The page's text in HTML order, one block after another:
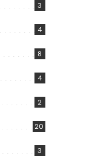
3
4
8
4
2
20
3